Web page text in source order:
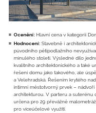
Ocenění: Hlavní cena v kategorii
Hodnocení: Stavebně i
původního pětipodlažního
minulého století. Výsledné dílo
kvalitního architektonického a také
řešení domu jako takového, ale
a Velehradská. Řešením krytého
intimní městotvorný prvek –
architekturou. V parteru a suterénu
určena pro 29 převážně
pro víceúčelové využití.